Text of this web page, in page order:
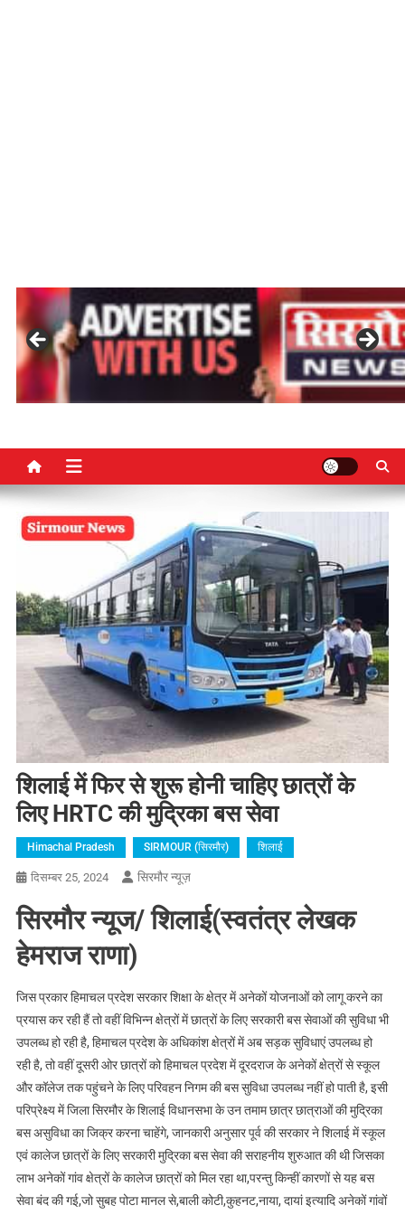
शिलाई में फिर से शुरू होनी चाहिए छात्रों के
लिए HRTC की मुद्रिका बस सेवा
Himachal Pradesh SIRMOUR (सिरमौर) शिलाई
दिसम्बर 25, 2024 सिरमौर न्यूज़
सिरमौर न्यूज/ शिलाई(स्वतंत्र लेखक
हेमराज राणा)
जिस प्रकार हिमाचल प्रदेश सरकार शिक्षा के क्षेत्र में अनेकों योजनाओं को लागू करने का
प्रयास कर रही हैं तो वहीं विभिन्न क्षेत्रों में छात्रों के लिए सरकारी बस सेवाओं की सुविधा भी
उपलब्ध हो रही है, हिमाचल प्रदेश के अधिकांश क्षेत्रों में अब सड़क सुविधाएं उपलब्ध हो
रही है, तो वहीं दूसरी ओर छात्रों को हिमाचल प्रदेश में दूरदराज के अनेकों क्षेत्रों से स्कूल
और कॉलेज तक पहुंचने के लिए परिवहन निगम की बस सुविधा उपलब्ध नहीं हो पाती है, इसी
परिप्रेक्ष्य में जिला सिरमौर के शिलाई विधानसभा के उन तमाम छात्र छात्राओं की मुद्रिका
बस असुविधा का जिक्र करना चाहेंगे, जानकारी अनुसार पूर्व की सरकार ने शिलाई में स्कूल
एवं कालेज छात्रों के लिए सरकारी मुद्रिका बस सेवा की सराहनीय शुरुआत की थी जिसका
लाभ अनेकों गांव क्षेत्रों के कालेज छात्रों को मिल रहा था,परन्तु किन्हीं कारणों से यह बस
सेवा बंद की गई,जो सुबह पोटा मानल से,बाली कोटी,कुहनट,नाया, दायां इत्यादि अनेकों गांवों